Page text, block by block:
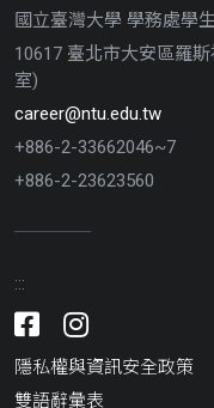
國立臺灣大學 學務處學
10617 臺北市大安區羅
室)
career@ntu.edu.tw
+886-2-33662046~7
+886-2-23623560
:::
Facebook
Instagram
隱私權與資訊安全政策
雙語辭彙表